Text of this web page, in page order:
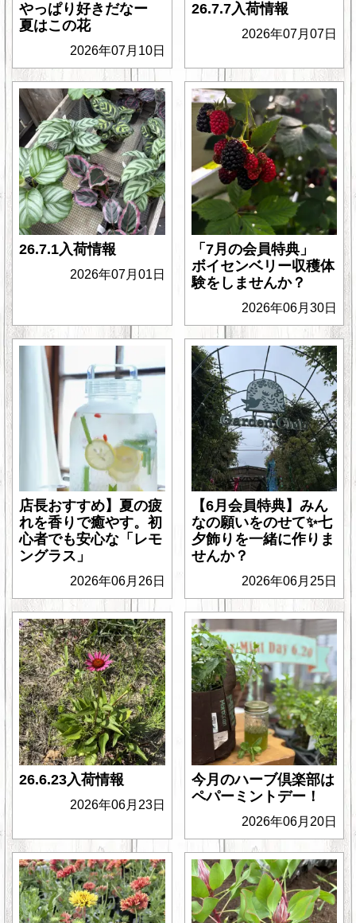
やっぱり好きだなー
夏はこの花
2026年07月10日
26.7.7入荷情報
2026年07月07日
26.7.1入荷情報
2026年07月01日
「7月の会員特典」
ボイセンベリー収穫体
験をしませんか？
2026年06月30日
店長おすすめ】夏の疲
れを香りで癒やす。初
心者でも安心な「レモ
ングラス」
2026年06月26日
【6月会員特典】みん
なの願いをのせて✨七
夕飾りを一緒に作りま
せんか？
2026年06月25日
26.6.23入荷情報
2026年06月23日
今月のハーブ倶楽部は
ペパーミントデー！
2026年06月20日